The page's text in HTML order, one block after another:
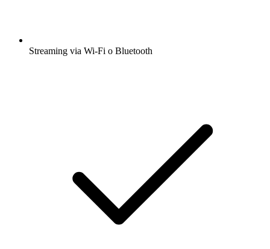
Streaming via Wi-Fi o Bluetooth